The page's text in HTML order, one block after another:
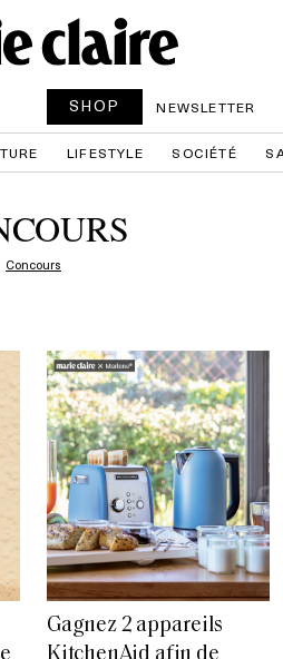
SHOP NEWSLETTER
LIFESTYLE SOCIÉTÉ
Concours
Gagnez 2 appareils